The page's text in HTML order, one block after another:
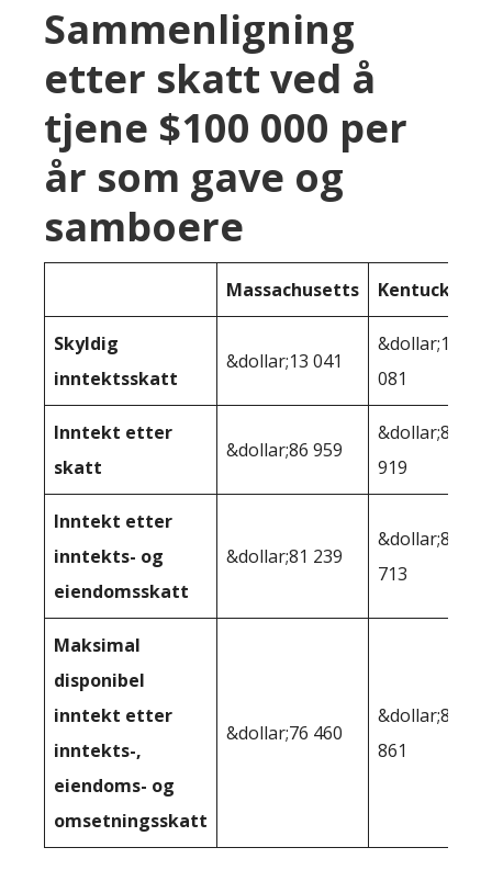
Sammenligning
etter skatt ved å
tjene $100 000 per
år som gave og
samboere
Massachusetts Kentucky
Skyldig
inntektsskatt
&dollar;13 041
&dollar;13
081
Inntekt etter
skatt
&dollar;86 959
&dollar;86
919
Inntekt etter
inntekts- og
eiendomsskatt
&dollar;81 239
&dollar;85
713
Maksimal
disponibel
inntekt etter
inntekts-,
eiendoms- og
omsetningsskatt
&dollar;76 460
&dollar;80
861